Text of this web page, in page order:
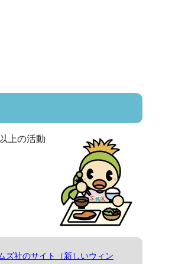
上の活動
ズ社のサイト（新しいウィン